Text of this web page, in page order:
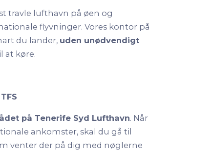
travle lufthavn på øen og
flyvninger. Vores kontor på
du lander, uden unødvendigt
at køre.
på Tenerife Syd Lufthavn. Når
ankomster, skal du gå til
venter der på dig med nøglerne